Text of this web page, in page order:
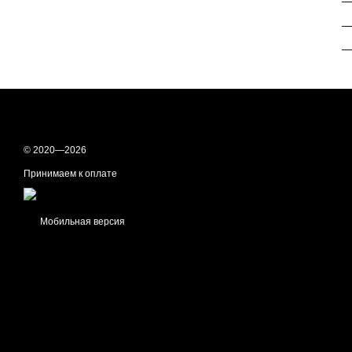
—
—
© 2020—2026
Принимаем к оплате
Мобильная версия